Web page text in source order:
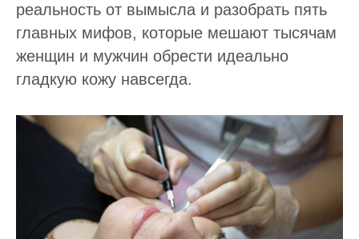
реальность от вымысла и разобрать пять
главных мифов, которые мешают тысячам
женщин и мужчин обрести идеально
гладкую кожу навсегда.